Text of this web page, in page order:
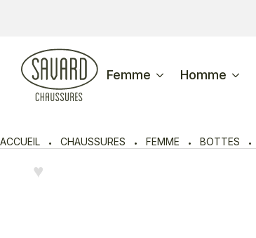
Femme Homme
ACCUEIL CHAUSSURES FEMME BOTTES
♥︎